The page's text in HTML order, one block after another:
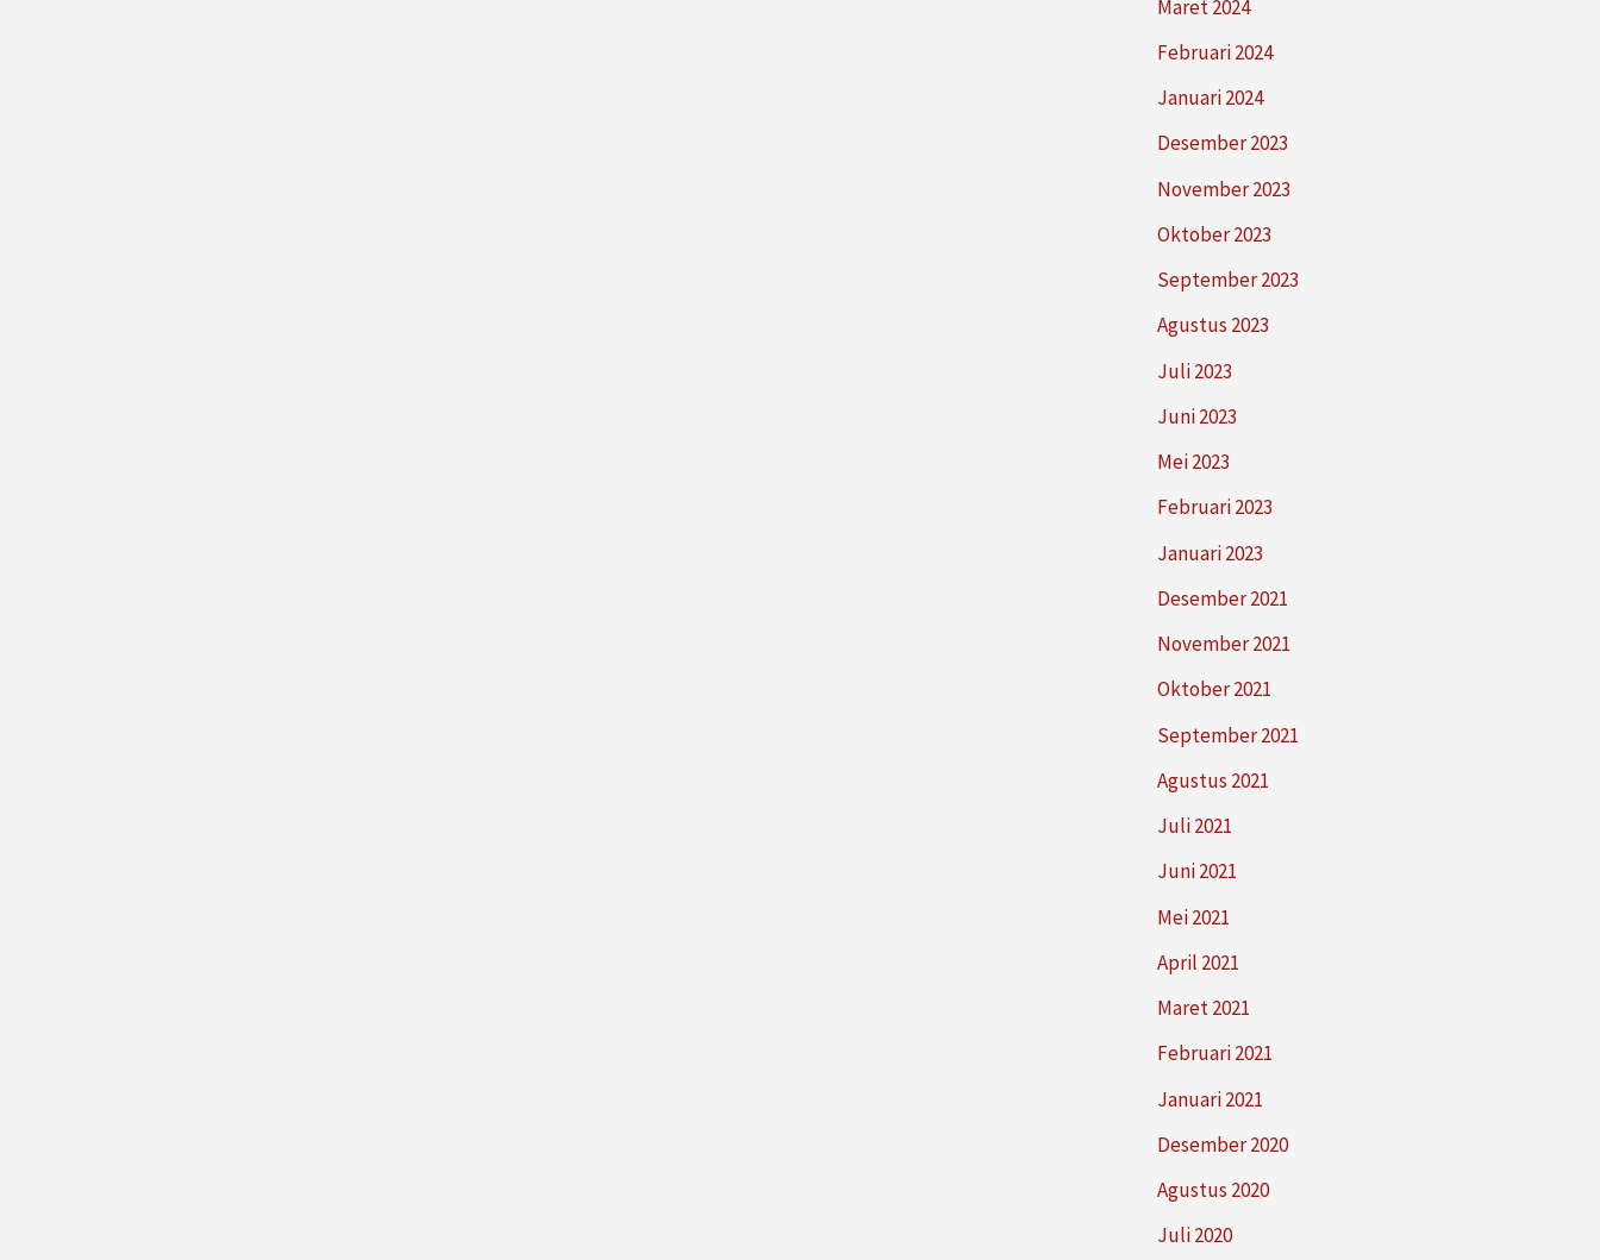
Maret 2024
Februari 2024
Januari 2024
Desember 2023
November 2023
Oktober 2023
September 2023
Agustus 2023
Juli 2023
Juni 2023
Mei 2023
Februari 2023
Januari 2023
Desember 2021
November 2021
Oktober 2021
September 2021
Agustus 2021
Juli 2021
Juni 2021
Mei 2021
April 2021
Maret 2021
Februari 2021
Januari 2021
Desember 2020
Agustus 2020
Juli 2020